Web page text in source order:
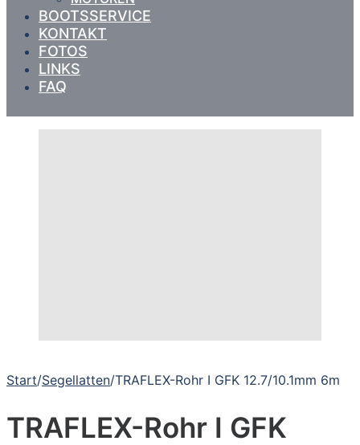
BOOTSSERVICE
KONTAKT
FOTOS
LINKS
FAQ
Start/Segellatten/TRAFLEX-Rohr I GFK 12.7/10.1mm 6m
TRAFLEX-Rohr I GFK